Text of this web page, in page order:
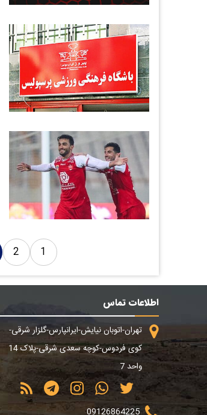
1
2
اطلاعات تماس
تهران-اتوبان نیایش-ایرانپارس-گلزار شرقی-
کوی فردوس-کوچه سعدی شرقی-پلاک 14
واحد 7
09126864225